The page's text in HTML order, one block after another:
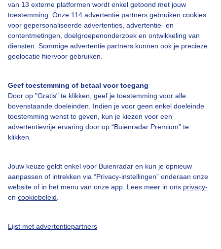
van 13 externe platformen wordt enkel getoond met jouw
toestemming. Onze 114 advertentie partners gebruiken cookies
voor gepersonaliseerde advertenties, advertentie- en
contentmetingen, doelgroepenonderzoek en ontwikkeling van
diensten. Sommige advertentie partners kunnen ook je precieze
geolocatie hiervoor gebruiken.
Geef toestemming of betaal voor toegang
Door op "Gratis" te klikken, geef je toestemming voor alle
bovenstaande doeleinden. Indien je voor geen enkel doeleinde
toestemming wenst te geven, kun je kiezen voor een
advertentievrije ervaring door op “Buienradar Premium” te
klikken.
Jouw keuze geldt enkel voor Buienradar en kun je opnieuw
aanpassen of intrekken via “Privacy-instellingen” onderaan onze
website of in het menu van onze app. Lees meer in ons privacy-
en cookiebeleid
Lijst met advertentiepartners
Over Buienradar
Contact
Toegankelijkheid
Gebruikersvoorwaarden
Buienradar Team
Privacy beleid
Cookie beleid
Gratis weerdata